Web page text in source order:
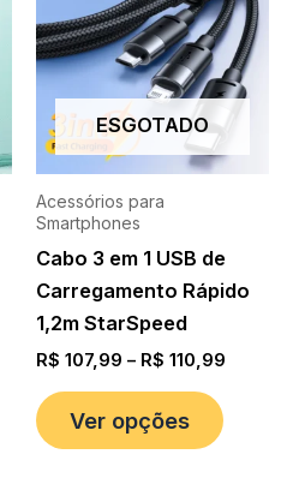
ESGOTADO
Acessórios para
Smartphones
Cabo 3 em 1 USB de
Carregamento Rápido
1,2m StarSpeed
R$ 107,99 – R$ 110,99
Ver opções